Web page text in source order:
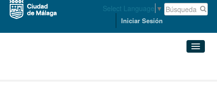
Select Language ▼
Iniciar Sesión